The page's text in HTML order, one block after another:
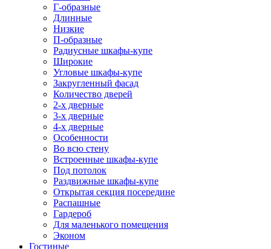
Г-образные
Длинные
Низкие
П-образные
Радиусные шкафы-купе
Широкие
Угловые шкафы-купе
Закругленный фасад
Количество дверей
2-х дверные
3-х дверные
4-х дверные
Особенности
Во всю стену
Встроенные шкафы-купе
Под потолок
Раздвижные шкафы-купе
Открытая секция посередине
Распашные
Гардероб
Для маленького помещения
Эконом
Гостиные